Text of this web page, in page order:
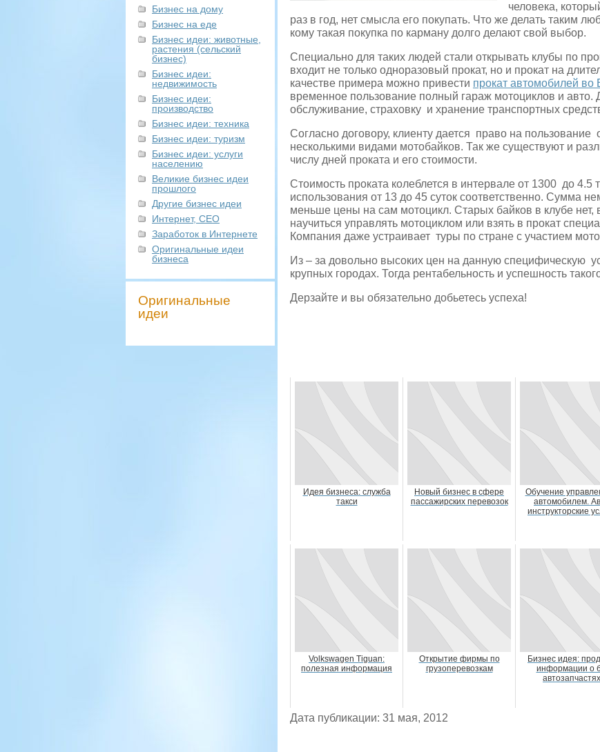
Бизнес на дому
Бизнес на еде
Бизнес идеи: животные,
растения (сельский
бизнес)
Бизнес идеи:
недвижимость
Бизнес идеи:
производство
Бизнес идеи: техника
Бизнес идеи: туризм
Бизнес идеи: услуги
населению
Великие бизнес идеи
прошлого
Другие бизнес идеи
Интернет, СЕО
Заработок в Интернете
Оригинальные идеи
бизнеса
Оригинальные
идеи
человека,
раз в год, нет смысла его покупать. Что же делать таким
кому такая покупка по карману долго делают свой выбор.
Специально для таких людей стали открывать клубы по
входит не только одноразовый прокат, но и прокат на
качестве примера можно привести прокат автомобилей во
временное пользование полный гараж мотоциклов и авто.
обслуживание, страховку и хранение транспортных
Согласно договору, клиенту дается право на
несколькими видами мотобайков. Так же существуют и
числу дней проката и его стоимости.
Стоимость проката колеблется в интервале от 1300 до 4.5
использования от 13 до 45 суток соответственно. Сумма
меньше цены на сам мотоцикл. Старых байков в клубе
научиться управлять мотоциклом или взять в прокат
Компания даже устраивает туры по стране с участием
Из – за довольно высоких цен на данную специфическую
крупных городах. Тогда рентабельность и успешность
Дерзайте и вы обязательно добьетесь успеха!
Идея бизнеса: служба
такси
Новый бизнес в сфере
пассажирских перевозок
Обучение
автомобилем.
инструкторские
Volkswagen Tiguan:
полезная информация
Открытие фирмы по
грузоперевозкам
Бизнес идея:
информации о
автозапчастях
Дата публикации: 31 мая, 2012